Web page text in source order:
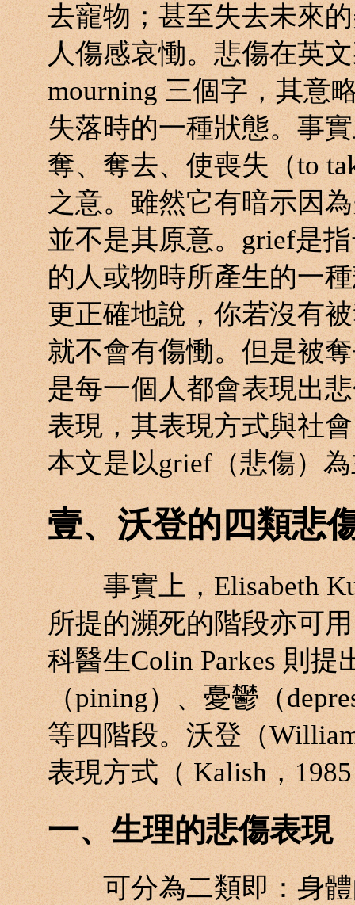
去寵物；甚至失去未來
人傷感哀慟。悲傷在英文
mourning 三個字，其意
失落時的一種狀態。事
奪、奪去、使喪失（to
之意。雖然它有暗示因
並不是其原意。grief是
的人或物時所產生的一
更正確地說，你若沒有
就不會有傷慟。但是被
是每一個人都會表現出
表現，其表現方式與社
本文是以grief（悲傷）
壹、沃登的四類悲
事實上，Elisabeth
所提的瀕死的階段亦可
科醫生Colin Parkes 則
（pining）、憂鬱（
等四階段。沃登（
表現方式（ Kalish，
一、生理的悲傷表現
可分為二類即：身體